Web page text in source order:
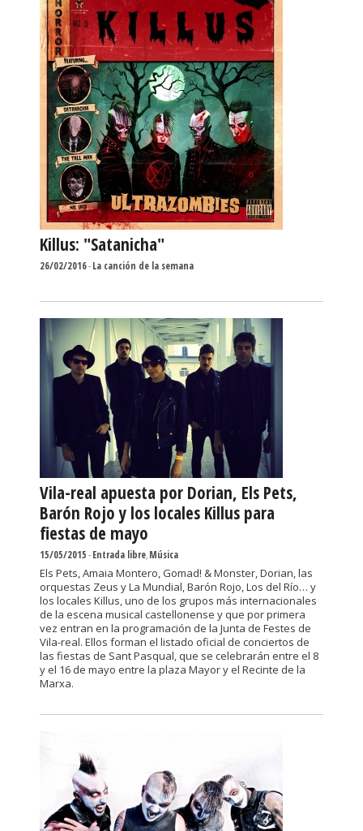
Killus: "Satanicha"
26/02/2016-La canción de la semana
Vila-real apuesta por Dorian, Els Pets,
Barón Rojo y los locales Killus para
fiestas de mayo
15/05/2015-Entrada libre,Música
Els Pets, Amaia Montero, Gomad! & Monster, Dorian, las
orquestas Zeus y La Mundial, Barón Rojo, Los del Río… y
los locales Killus, uno de los grupos más internacionales
de la escena musical castellonense y que por primera
vez entran en la programación de la Junta de Festes de
Vila-real. Ellos forman el listado oficial de conciertos de
las fiestas de Sant Pasqual, que se celebrarán entre el 8
y el 16 de mayo entre la plaza Mayor y el Recinte de la
Marxa.